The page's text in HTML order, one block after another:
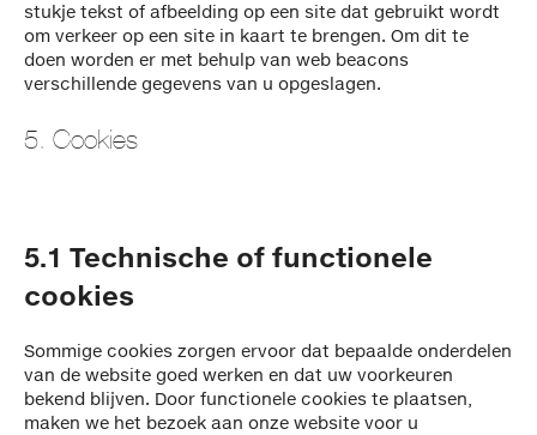
stukje tekst of afbeelding op een site dat gebruikt wordt
om verkeer op een site in kaart te brengen. Om dit te
doen worden er met behulp van web beacons
verschillende gegevens van u opgeslagen.
5. Cookies
5.1 Technische of functionele
cookies
Sommige cookies zorgen ervoor dat bepaalde onderdelen
van de website goed werken en dat uw voorkeuren
bekend blijven. Door functionele cookies te plaatsen,
maken we het bezoek aan onze website voor u